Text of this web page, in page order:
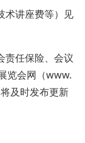
术讲座费等）见
责任保险、会议
览会网（www.
及时发布更新